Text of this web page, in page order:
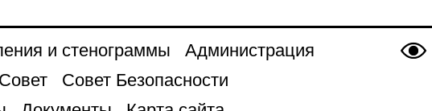
и стенограммы
Администрация
Совет Безопасности